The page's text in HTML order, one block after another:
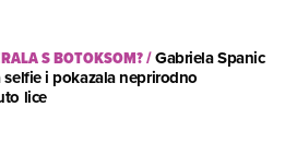
S BOTOKSOM?/Gabriela Spanic
i pokazala neprirodno
lice